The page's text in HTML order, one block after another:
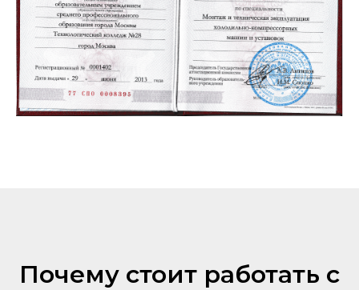
Почему стоит работать с